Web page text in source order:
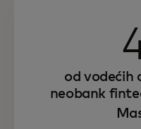
od vodećih
neobank